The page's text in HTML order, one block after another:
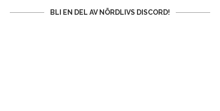
BLI EN DEL AV NÖRDLIVS DISCORD!